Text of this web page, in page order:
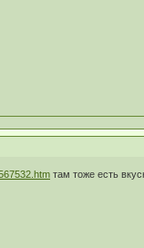
там тоже есть